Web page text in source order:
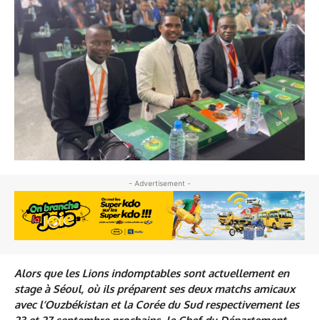
- Advertisement -
Alors que les Lions indomptables sont actuellement en
stage à Séoul, où ils préparent ses deux matchs amicaux
avec l’Ouzbékistan et la Corée du Sud respectivement les